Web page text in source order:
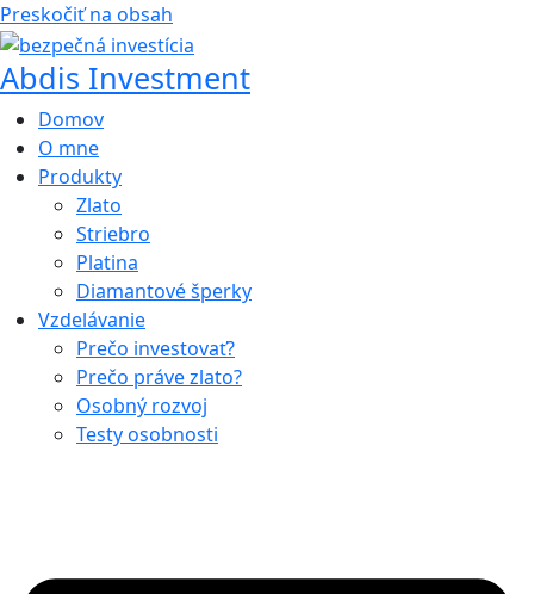
Preskočiť na obsah
Abdis Investment
Domov
O mne
Produkty
Zlato
Striebro
Platina
Diamantové šperky
Vzdelávanie
Prečo investovať?
Prečo práve zlato?
Osobný rozvoj
Testy osobnosti